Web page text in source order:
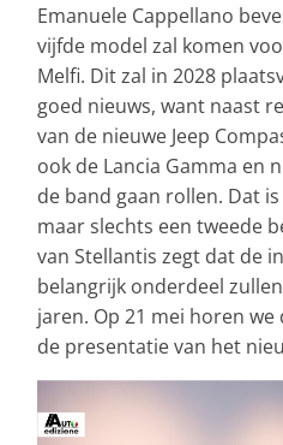
Emanuele Cappellano
vijfde model zal komen
Melfi. Dit zal in 2028
goed nieuws, want naast
van de nieuwe Jeep
ook de Lancia Gamma en
de band gaan rollen. Dat
maar slechts een tweede
van Stellantis zegt dat de
belangrijk onderdeel
jaren. Op 21 mei horen
de presentatie van het